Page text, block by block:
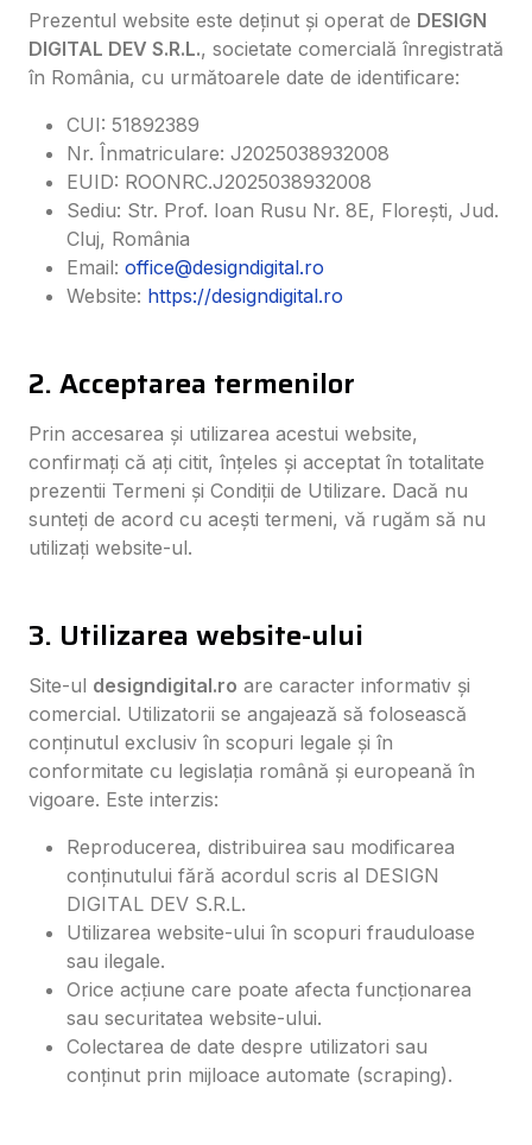
Prezentul website este deținut și operat de DESIGN
DIGITAL DEV S.R.L., societate comercială înregistrată
în România, cu următoarele date de identificare:
CUI: 51892389
Nr. Înmatriculare: J2025038932008
EUID: ROONRC.J2025038932008
Sediu: Str. Prof. Ioan Rusu Nr. 8E, Florești, Jud.
Cluj, România
Email: office@designdigital.ro
Website: https://designdigital.ro
2. Acceptarea termenilor
Prin accesarea și utilizarea acestui website,
confirmați că ați citit, înțeles și acceptat în totalitate
prezentii Termeni și Condiții de Utilizare. Dacă nu
sunteți de acord cu acești termeni, vă rugăm să nu
utilizați website-ul.
3. Utilizarea website-ului
Site-ul designdigital.ro are caracter informativ și
comercial. Utilizatorii se angajează să folosească
conținutul exclusiv în scopuri legale și în
conformitate cu legislația română și europeană în
vigoare. Este interzis:
Reproducerea, distribuirea sau modificarea
conținutului fără acordul scris al DESIGN
DIGITAL DEV S.R.L.
Utilizarea website-ului în scopuri frauduloase
sau ilegale.
Orice acțiune care poate afecta funcționarea
sau securitatea website-ului.
Colectarea de date despre utilizatori sau
conținut prin mijloace automate (scraping).